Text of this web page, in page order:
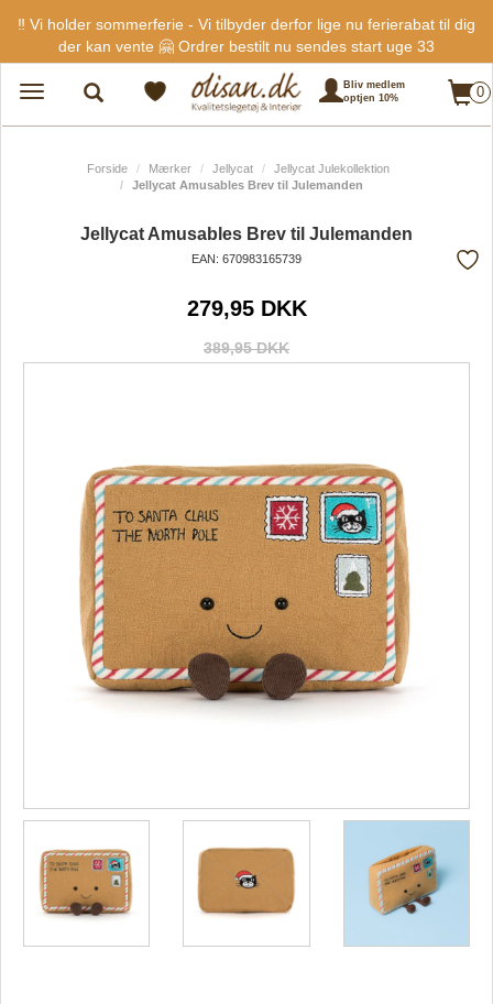
‼️ Vi holder sommerferie - Vi tilbyder derfor lige nu ferierabat til dig
der kan vente 🤗 Ordrer bestilt nu sendes start uge 33
Toggle
navigation
Bliv medlem
optjen 10%
0
Forside Mærker Jellycat
Jellycat Julekollektion
Jellycat Amusables Brev til Julemanden
Jellycat Amusables Brev til Julemanden
EAN: 670983165739
279,95 DKK
389,95 DKK